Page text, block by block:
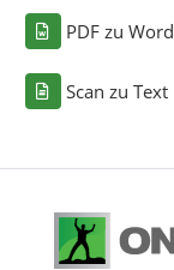
PDF zu Word
Scan zu Text